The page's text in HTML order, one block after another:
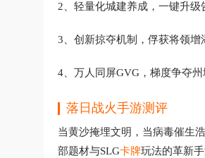
2、轻量化城建养成，一键升级
3、创新掠夺机制，俘获将领增
4、万人同屏GVG，梯度争夺州
落日战火手游测评
当黄沙掩埋文明，当病毒催生
部题材与SLG卡牌玩法的革新